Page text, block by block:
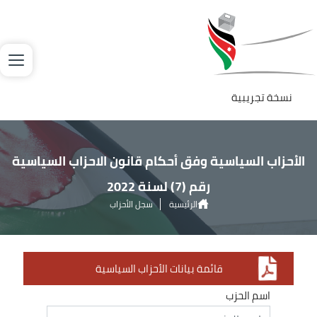
تجاوز إلى المحتوى الرئيسي
نسخة تجريبية
الأحزاب السياسية وفق أحكام قانون الاحزاب السياسية
رقم (7) لسنة 2022
الرئيسية
سجل الأحزاب
الأحزاب السياسية وفق أحكام قانون الاحزاب السياسية رقم (7) لسنة 2022
قائمة بيانات الأحزاب السياسية
اسم الحزب